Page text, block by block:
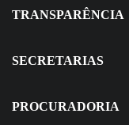
TRANSPARÊNCIA
SECRETARIAS
PROCURADORIA